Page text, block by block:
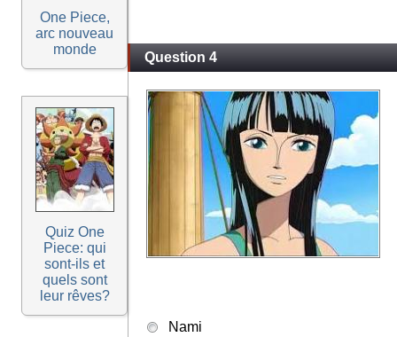
One Piece,
arc nouveau
monde
Quiz One
Piece: qui
sont-ils et
quels sont
leur rêves?
Question 4
Nami